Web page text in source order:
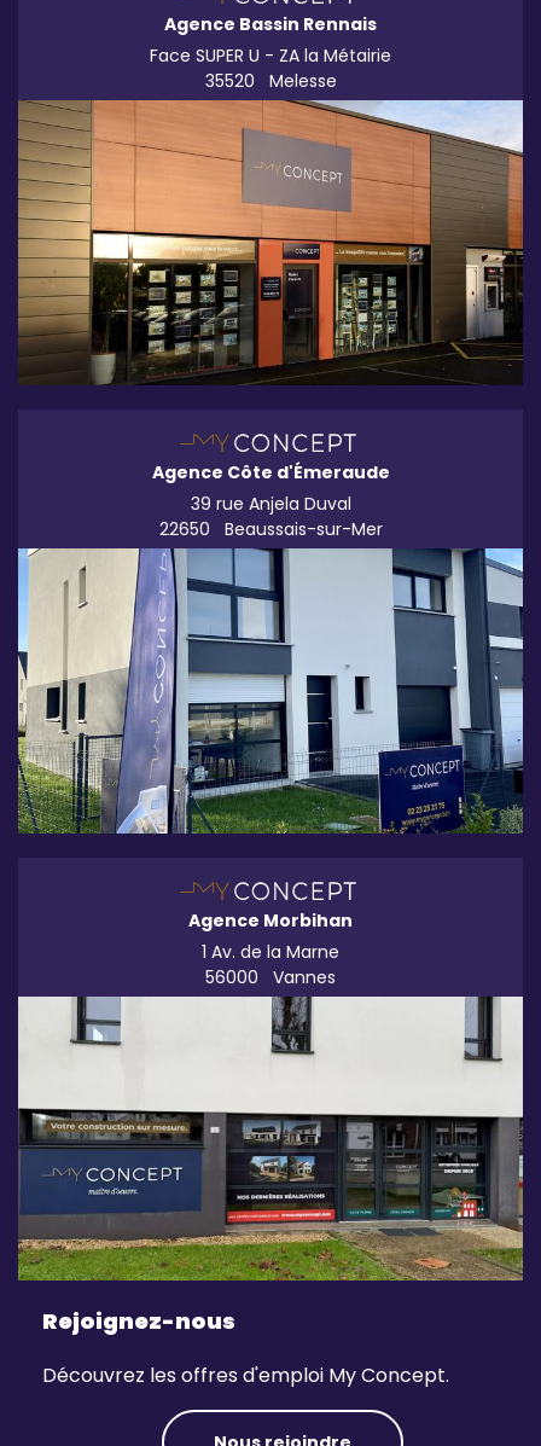
Agence Bassin Rennais
Face SUPER U - ZA la Métairie
35520
Melesse
Agence Côte d'Émeraude
39 rue Anjela Duval
22650
Beaussais-sur-Mer
Agence Morbihan
1 Av. de la Marne
56000
Vannes
Rejoignez-nous
Découvrez les offres d'emploi My Concept.